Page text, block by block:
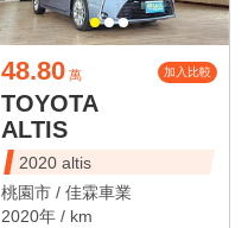
48.80 萬 加入比較
TOYOTA
ALTIS
2020 altis
桃園市 / 佳霖車業
2020年 / km